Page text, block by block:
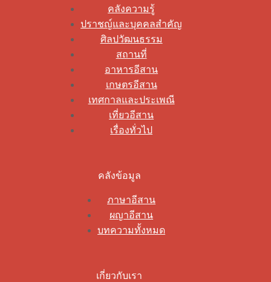
คลังความรู้
ปราชญ์และบุคคลสำคัญ
ศิลปวัฒนธรรม
สถานที่
อาหารอีสาน
เกษตรอีสาน
เทศกาลและประเพณี
เที่ยวอีสาน
เรื่องทั่วไป
คลังข้อมูล
ภาษาอีสาน
ผญาอีสาน
บทความทั้งหมด
เกี่ยวกับเรา